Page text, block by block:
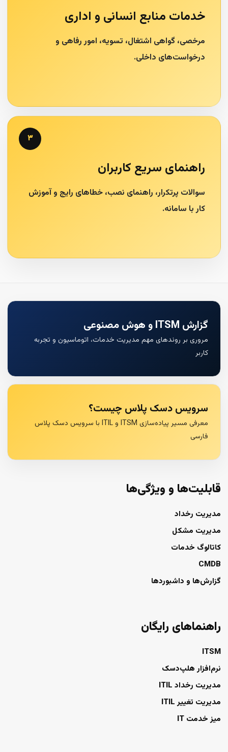
خدمات منابع انسانی و اداری
مرخصی، گواهی اشتغال، تسویه، امور رفاهی و
درخواست‌های داخلی.
۳
راهنمای سریع کاربران
سوالات پرتکرار، راهنمای نصب، خطاهای رایج و آموزش
کار با سامانه.
گزارش ITSM و هوش مصنوعی
مروری بر روندهای مهم مدیریت خدمات، اتوماسیون و تجربه
کاربر
سرویس دسک پلاس چیست؟
معرفی مسیر پیاده‌سازی ITSM و ITIL با سرویس دسک پلاس
فارسی
قابلیت‌ها و ویژگی‌ها
مدیریت رخداد
مدیریت مشکل
کاتالوگ خدمات
CMDB
گزارش‌ها و داشبوردها
راهنماهای رایگان
ITSM
نرم‌افزار هلپ‌دسک
مدیریت رخداد ITIL
مدیریت تغییر ITIL
میز خدمت IT